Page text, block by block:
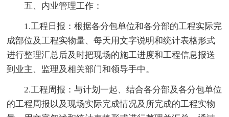
五、内业管理工作：
1.工程日报：根据各分包单位和各分部的工程实际完
成部位及工程实物量、每天用文字说明和统计表格形式
进行整理汇总后及时把现场的施工进度和工程信息报送
到业主、监理及相关部门和领导手中。
2.工程周报：与计划一起、结合各分部及各分包单位
的工程周报以及现场实际完成情况及所完成的工程实物